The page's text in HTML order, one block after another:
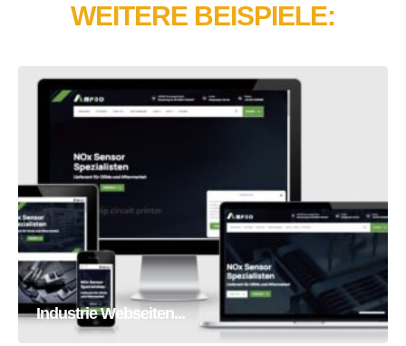
WEITERE BEISPIELE:
Industrie Webseiten Erstellung
Homepage Webseite
Industrie Webseiten...